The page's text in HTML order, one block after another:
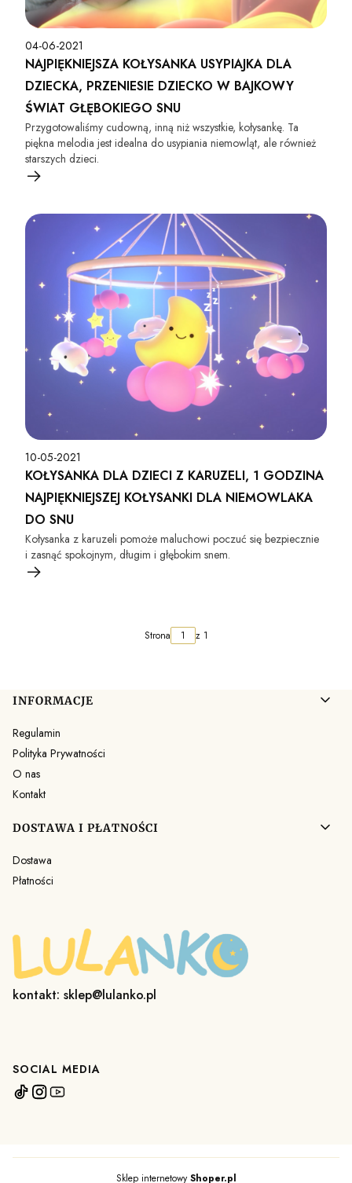
04-06-2021
NAJPIĘKNIEJSZA KOŁYSANKA USYPIAJKA DLA
DZIECKA, PRZENIESIE DZIECKO W BAJKOWY
ŚWIAT GŁĘBOKIEGO SNU
Przygotowaliśmy cudowną, inną niż wszystkie, kołysankę. Ta
piękna melodia jest idealna do usypiania niemowląt, ale również
starszych dzieci.
10-05-2021
KOŁYSANKA DLA DZIECI Z KARUZELI, 1 GODZINA
NAJPIĘKNIEJSZEJ KOŁYSANKI DLA NIEMOWLAKA
DO SNU
Kołysanka z karuzeli pomoże maluchowi poczuć się bezpiecznie
i zasnąć spokojnym, długim i głębokim snem.
Strona z 1
Linki w stopce
INFORMACJE
Regulamin
Polityka Prywatności
O nas
Kontakt
DOSTAWA I PŁATNOŚCI
Dostawa
Płatności
kontakt: sklep@lulanko.pl
SOCIAL MEDIA
Sklep internetowyShoper.pl